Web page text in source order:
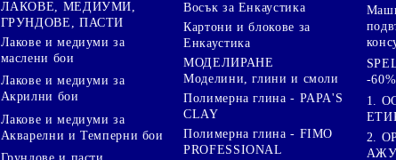
ЛАКОВЕ, МЕДИУМИ,
ГРУНДОВЕ, ПАСТИ
Лакове и медиуми за
маслени бои
Лакове и медиуми за
Акрилни бои
Лакове и медиуми за
Акварелни и Темперни бои
Восък за Енкаустика
Картони и блокове за
Енкаустика
МОДЕЛИРАНЕ
Моделини, глини и смоли
Полимерна глина - PAPA'S
CLAY
Полимерна глина - FIMO
PROFESSIONAL
-
1.
2.